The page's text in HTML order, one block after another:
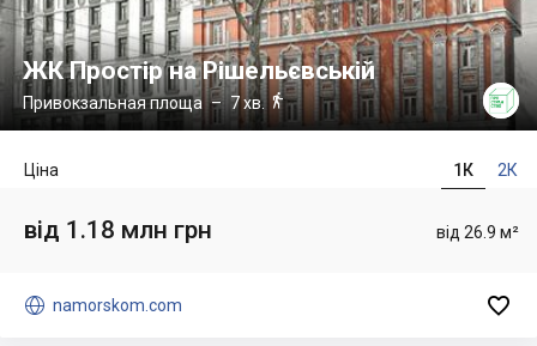
ЖК Простір на Рішельєвській
Привокзальная площа– 7 хв. 
1К 2К
Ціна
від 26.9 м²
від 1.18 млн грн
 namorskom.com 